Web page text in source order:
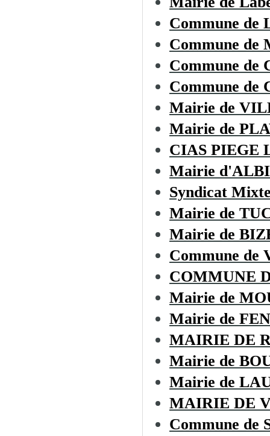
Commune
Commune de
Commune de
Commune de
Mairie de
Mairie de
CIAS PIEGE
Mairie
Syndicat
Mairie de
Mairie de
Commune
COMMUNE
Mairie de
Mairie de
MAIRIE DE
Mairie de
Mairie de
MAIRIE DE
Commune de